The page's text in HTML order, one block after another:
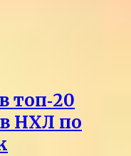
топ‑20
НХЛ по